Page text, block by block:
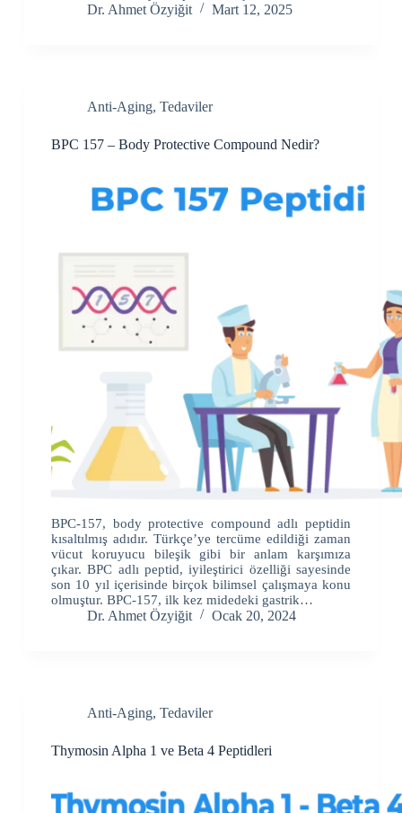
Dr. Ahmet Özyiğit Mart 12, 2025
Anti-Aging, Tedaviler
BPC 157 – Body Protective Compound Nedir?
BPC-157, body protective compound adlı peptidin
kısaltılmış adıdır. Türkçe’ye tercüme edildiği zaman
vücut koruyucu bileşik gibi bir anlam karşımıza
çıkar. BPC adlı peptid, iyileştirici özelliği sayesinde
son 10 yıl içerisinde birçok bilimsel çalışmaya konu
olmuştur. BPC-157, ilk kez midedeki gastrik…
Dr. Ahmet Özyiğit Ocak 20, 2024
Anti-Aging, Tedaviler
Thymosin Alpha 1 ve Beta 4 Peptidleri